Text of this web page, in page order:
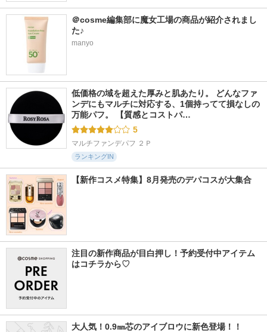
＠cosme編集部に魔女工場の商品が紹介されまし
た♪
manyo
低価格の域を超えた厚みと肌あたり。 どんなファ
ンデにもマルチに対応する、1個持ってて損なしの
万能パフ。 【質感とコストパ…
5
マルチファンデパフ ２Ｐ
ランキングIN
【新作コスメ特集】8月発売のデパコスが大集合
注目の新作商品が目白押し！予約受付中アイテム
はコチラから♡
大人気！0.9㎜芯のアイブロウに新色登場！！